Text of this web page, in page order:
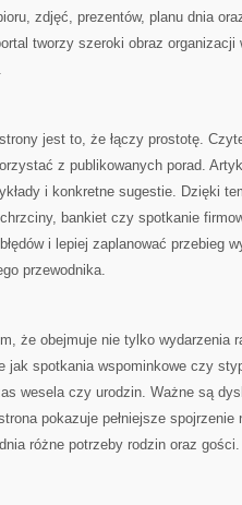
zdjęć, prezentów, planu dnia
tworzy szeroki obraz
jest to, że łączy prostotę.
z publikowanych porad.
i konkretne sugestie. Dzięki
bankiet czy spotkanie
i lepiej zaplanować przebieg
przewodnika.
że obejmuje nie tylko wydarzenia
jak spotkania wspominkowe czy
wesela czy urodzin. Ważne są
pokazuje pełniejsze spojrzenie
różne potrzeby rodzin oraz gości.